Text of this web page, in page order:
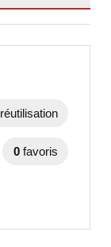
réutilisation
0 favoris